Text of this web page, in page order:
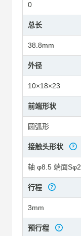
0
总长
38.8mm
外径
10×18×23
前端形状
圆弧形
接触头形状
轴 φ8.5 端面Sφ2
行程
3mm
预行程